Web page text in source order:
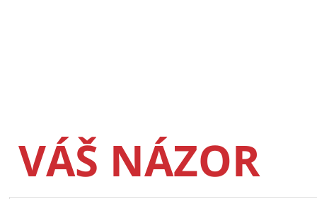
VÁŠ NÁZOR